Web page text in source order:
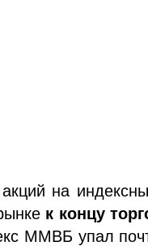
на
к концу
ММВБ упал